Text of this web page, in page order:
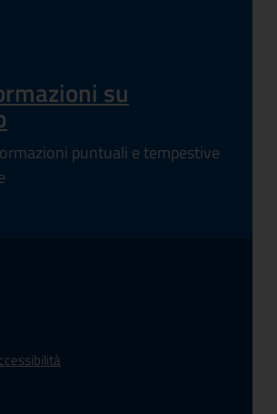
su
puntuali e tempestive